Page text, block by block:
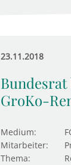
23.11.2018
GroKo-
Medium:
Mitarbeiter:
Thema: